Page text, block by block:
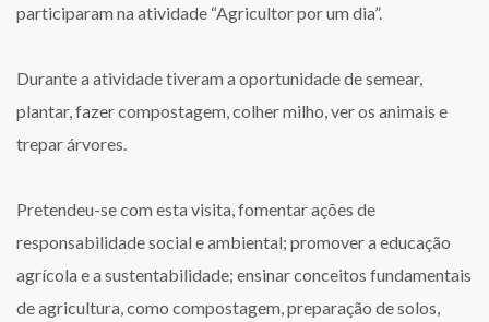
participaram na atividade “Agricultor por um dia”.
Durante a atividade tiveram a oportunidade de semear,
plantar, fazer compostagem, colher milho, ver os animais e
trepar árvores.
Pretendeu-se com esta visita, fomentar ações de
responsabilidade social e ambiental; promover a educação
agrícola e a sustentabilidade; ensinar conceitos fundamentais
de agricultura, como compostagem, preparação de solos,